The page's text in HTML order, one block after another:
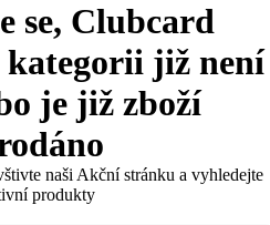
se, Clubcard
již není
je již zboží
naši Akční stránku a vyhledejte
produkty